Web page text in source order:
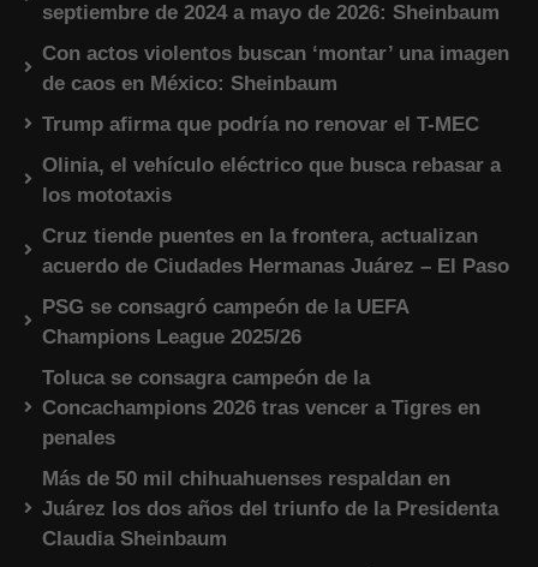
septiembre de 2024 a mayo de 2026: Sheinbaum
Con actos violentos buscan ‘montar’ una imagen
de caos en México: Sheinbaum
Trump afirma que podría no renovar el T-MEC
Olinia, el vehículo eléctrico que busca rebasar a
los mototaxis
Cruz tiende puentes en la frontera, actualizan
acuerdo de Ciudades Hermanas Juárez – El Paso
PSG se consagró campeón de la UEFA
Champions League 2025/26
Toluca se consagra campeón de la
Concachampions 2026 tras vencer a Tigres en
penales
Más de 50 mil chihuahuenses respaldan en
Juárez los dos años del triunfo de la Presidenta
Claudia Sheinbaum